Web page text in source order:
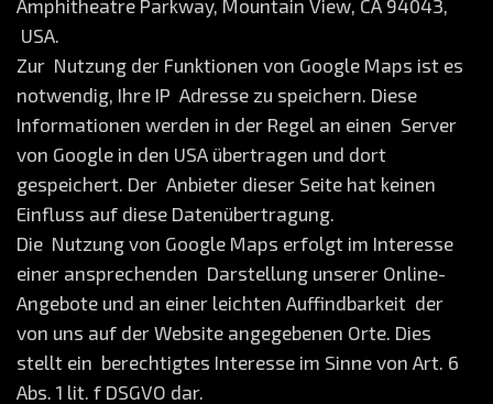
Amphitheatre Parkway, Mountain View, CA 94043,
USA.
Zur Nutzung der Funktionen von Google Maps ist es
notwendig, Ihre IP Adresse zu speichern. Diese
Informationen werden in der Regel an einen Server
von Google in den USA übertragen und dort
gespeichert. Der Anbieter dieser Seite hat keinen
Einfluss auf diese Datenübertragung.
Die Nutzung von Google Maps erfolgt im Interesse
einer ansprechenden Darstellung unserer Online-
Angebote und an einer leichten Auffindbarkeit der
von uns auf der Website angegebenen Orte. Dies
stellt ein berechtigtes Interesse im Sinne von Art. 6
Abs. 1 lit. f DSGVO dar.